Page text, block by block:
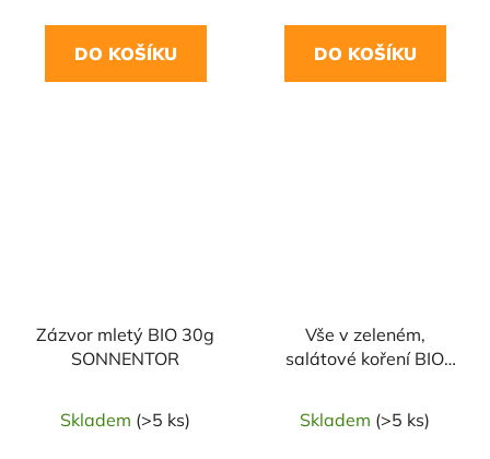
DO KOŠÍKU DO KOŠÍKU
Zázvor mletý BIO 30g
SONNENTOR
Skladem (>5 ks)
Vše v zeleném,
salátové koření BIO
Skladem (>5 ks)